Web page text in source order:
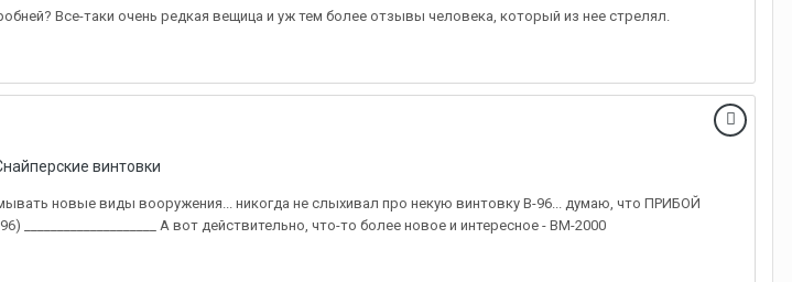
Все-таки очень редкая вещица и уж тем более отзывы человека, который из нее стрелял.
винтовки
новые виды вооружения... никогда не слыхивал про некую винтовку В-96... думаю, что ПРИБОЙ
____________________ А вот действительно, что-то более новое и интересное - ВМ-2000